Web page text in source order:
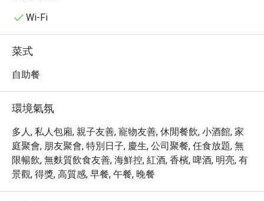
萬豪酒店在TripAdvisor上排名第一的自助餐「Flavors」設
計菜單，擅長呈現現代韓國充滿活力而細膩的風味，讓賓
Wi-Fi
菜式
自助餐
環境氣氛
多人, 私人包廂, 親子友善, 寵物友善, 休閒餐飲, 小酒館, 家
庭聚會, 朋友聚會, 特別日子, 慶生, 公司聚餐, 任食放題, 無
限暢飲, 無麩質飲食友善, 海鮮控, 紅酒, 香檳, 啤酒, 明亮, 有
景觀, 得獎, 高質感, 早餐, 午餐, 晚餐